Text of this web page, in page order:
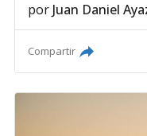
por Juan Daniel
Compartir